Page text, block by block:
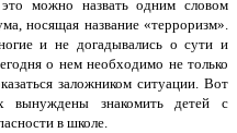
можно назвать одним словом
носящая название «терроризм».
и не догадывались о сути и
о нем необходимо не только
заложником ситуации. Вот
вынуждены знакомить детей с
в школе.